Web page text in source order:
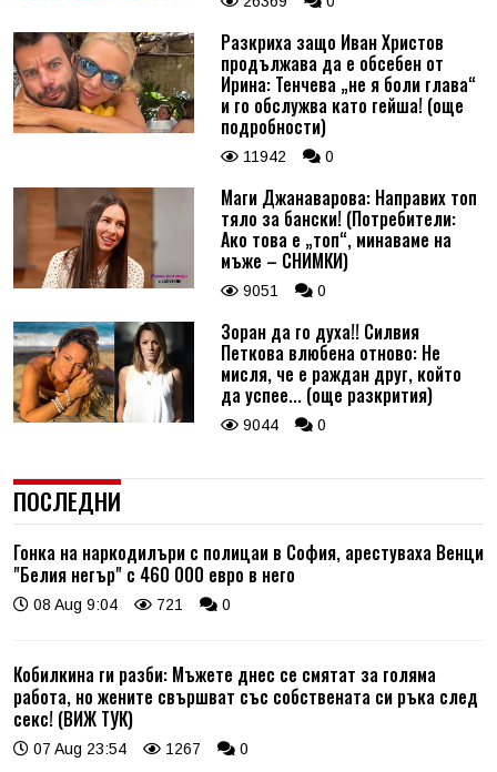
Разкриха защо Иван Христов
продължава да е обсебен от
Ирина: Тенчева „не я боли глава“
и го обслужва като гейша! (още
подробности)
11942 0
Маги Джанаварова: Направих топ
тяло за бански! (Потребители:
Ако това е „топ“, минаваме на
мъже – СНИМКИ)
9051 0
Зоран да го духа!! Силвия
Петкова влюбена отново: Не
мисля, че е раждан друг, който
да успее... (още разкрития)
9044 0
ПОСЛЕДНИ
Гонка на наркодилъри с полицаи в София, арестуваха Венци
"Белия негър" с 460 000 евро в него
08 Aug 9:04 721 0
Кобилкина ги разби: Мъжете днес се смятат за голяма
работа, но жените свършват със собствената си ръка след
секс! (ВИЖ ТУК)
07 Aug 23:54 1267 0